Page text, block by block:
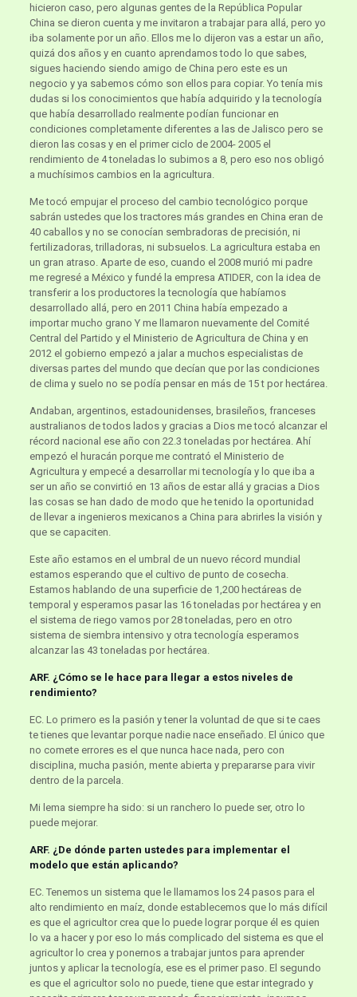
hicieron caso, pero algunas gentes de la República Popular
China se dieron cuenta y me invitaron a trabajar para allá, pero yo
iba solamente por un año. Ellos me lo dijeron vas a estar un año,
quizá dos años y en cuanto aprendamos todo lo que sabes,
sigues haciendo siendo amigo de China pero este es un
negocio y ya sabemos cómo son ellos para copiar. Yo tenía mis
dudas si los conocimientos que había adquirido y la tecnología
que había desarrollado realmente podían funcionar en
condiciones completamente diferentes a las de Jalisco pero se
dieron las cosas y en el primer ciclo de 2004- 2005 el
rendimiento de 4 toneladas lo subimos a 8, pero eso nos obligó
a muchísimos cambios en la agricultura.
Me tocó empujar el proceso del cambio tecnológico porque
sabrán ustedes que los tractores más grandes en China eran de
40 caballos y no se conocían sembradoras de precisión, ni
fertilizadoras, trilladoras, ni subsuelos. La agricultura estaba en
un gran atraso. Aparte de eso, cuando el 2008 murió mi padre
me regresé a México y fundé la empresa ATIDER, con la idea de
transferir a los productores la tecnología que habíamos
desarrollado allá, pero en 2011 China había empezado a
importar mucho grano Y me llamaron nuevamente del Comité
Central del Partido y el Ministerio de Agricultura de China y en
2012 el gobierno empezó a jalar a muchos especialistas de
diversas partes del mundo que decían que por las condiciones
de clima y suelo no se podía pensar en más de 15 t por hectárea.
Andaban, argentinos, estadounidenses, brasileños, franceses
australianos de todos lados y gracias a Dios me tocó alcanzar el
récord nacional ese año con 22.3 toneladas por hectárea. Ahí
empezó el huracán porque me contrató el Ministerio de
Agricultura y empecé a desarrollar mi tecnología y lo que iba a
ser un año se convirtió en 13 años de estar allá y gracias a Dios
las cosas se han dado de modo que he tenido la oportunidad
de llevar a ingenieros mexicanos a China para abrirles la visión y
que se capaciten.
Este año estamos en el umbral de un nuevo récord mundial
estamos esperando que el cultivo de punto de cosecha.
Estamos hablando de una superficie de 1,200 hectáreas de
temporal y esperamos pasar las 16 toneladas por hectárea y en
el sistema de riego vamos por 28 toneladas, pero en otro
sistema de siembra intensivo y otra tecnología esperamos
alcanzar las 43 toneladas por hectárea.
ARF. ¿Cómo se le hace para llegar a estos niveles de
rendimiento?
EC. Lo primero es la pasión y tener la voluntad de que si te caes
te tienes que levantar porque nadie nace enseñado. El único que
no comete errores es el que nunca hace nada, pero con
disciplina, mucha pasión, mente abierta y prepararse para vivir
dentro de la parcela.
Mi lema siempre ha sido: si un ranchero lo puede ser, otro lo
puede mejorar.
ARF. ¿De dónde parten ustedes para implementar el
modelo que están aplicando?
EC. Tenemos un sistema que le llamamos los 24 pasos para el
alto rendimiento en maíz, donde establecemos que lo más difícil
es que el agricultor crea que lo puede lograr porque él es quien
lo va a hacer y por eso lo más complicado del sistema es que el
agricultor lo crea y ponernos a trabajar juntos para aprender
juntos y aplicar la tecnología, ese es el primer paso. El segundo
es que el agricultor solo no puede, tiene que estar integrado y